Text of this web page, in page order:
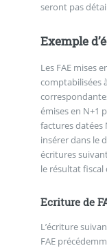
seront pas
Exemple
Les FAE mises
comptabilisées
émises en N+1
factures datées
insérer dans le
écritures
le résultat fiscal
Ecriture de
L’écriture
FAE